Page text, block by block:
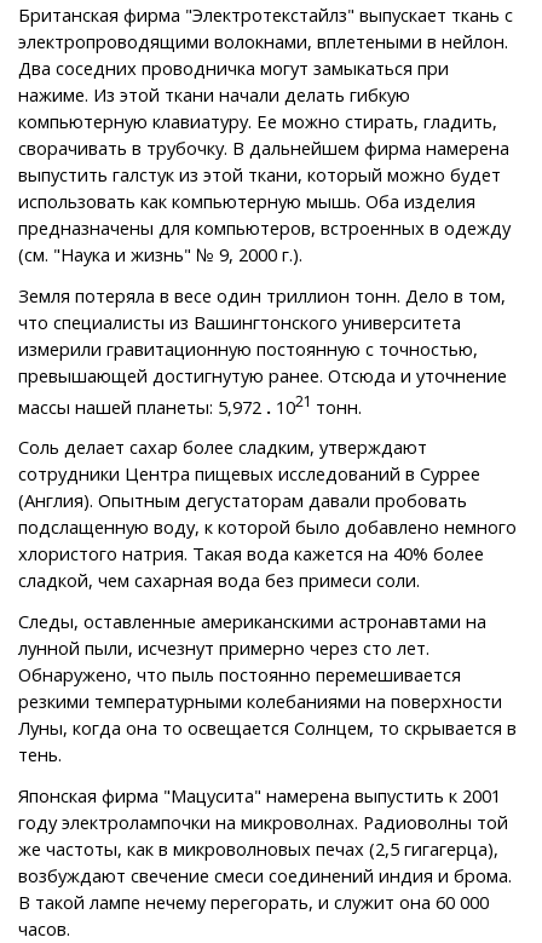
Британская фирма "Электротекстайлз" выпускает ткань с
электропроводящими волокнами, вплетеными в нейлон.
Два соседних проводничка могут замыкаться при
нажиме. Из этой ткани начали делать гибкую
компьютерную клавиатуру. Ее можно стирать, гладить,
сворачивать в трубочку. В дальнейшем фирма намерена
выпустить галстук из этой ткани, который можно будет
использовать как компьютерную мышь. Оба изделия
предназначены для компьютеров, встроенных в одежду
(см. "Наука и жизнь" № 9, 2000 г.).
Земля потеряла в весе один триллион тонн. Дело в том,
что специалисты из Вашингтонского университета
измерили гравитационную постоянную с точностью,
превышающей достигнутую ранее. Отсюда и уточнение
массы нашей планеты: 5,972 . 1021 тонн.
Соль делает сахар более сладким, утверждают
сотрудники Центра пищевых исследований в Суррее
(Англия). Опытным дегустаторам давали пробовать
подслащенную воду, к которой было добавлено немного
хлористого натрия. Такая вода кажется на 40% более
сладкой, чем сахарная вода без примеси соли.
Следы, оставленные американскими астронавтами на
лунной пыли, исчезнут примерно через сто лет.
Обнаружено, что пыль постоянно перемешивается
резкими температурными колебаниями на поверхности
Луны, когда она то освещается Солнцем, то скрывается в
тень.
Японская фирма "Мацусита" намерена выпустить к 2001
году электролампочки на микроволнах. Радиоволны той
же частоты, как в микроволновых печах (2,5 гигагерца),
возбуждают свечение смеси соединений индия и брома.
В такой лампе нечему перегорать, и служит она 60 000
часов.